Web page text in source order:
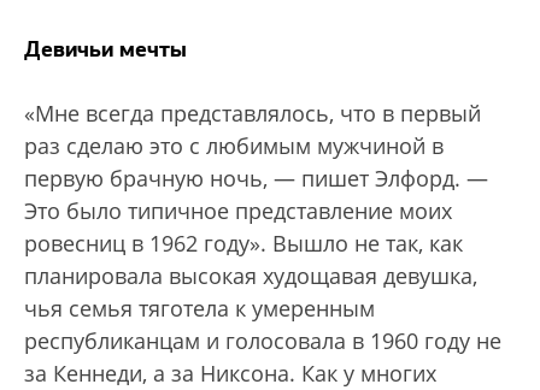
Девичьи мечты
«Мне всегда представлялось, что в первый
раз сделаю это с любимым мужчиной в
первую брачную ночь, — пишет Элфорд. —
Это было типичное представление моих
ровесниц в 1962 году». Вышло не так, как
планировала высокая худощавая девушка,
чья семья тяготела к умеренным
республиканцам и голосовала в 1960 году не
за Кеннеди, а за Никсона. Как у многих